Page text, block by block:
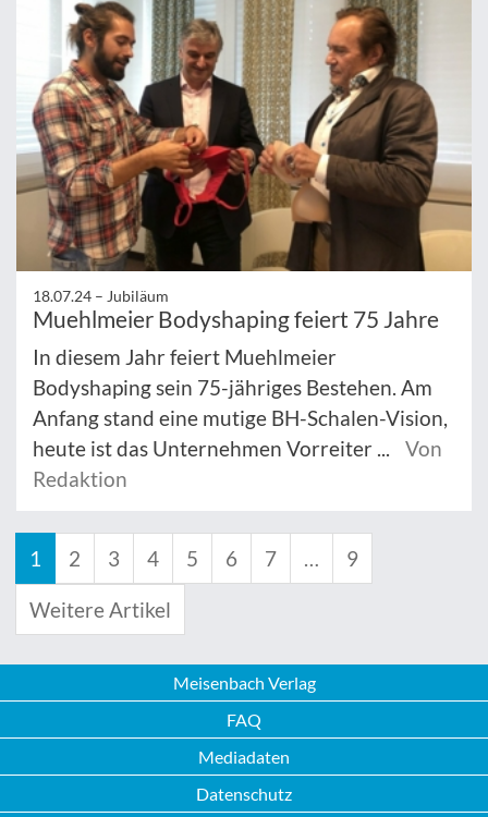
18.07.24 – Jubiläum
Muehlmeier Bodyshaping feiert 75 Jahre
In diesem Jahr feiert Muehlmeier
Bodyshaping sein 75-jähriges Bestehen. Am
Anfang stand eine mutige BH-Schalen-Vision,
heute ist das Unternehmen Vorreiter ...
Von
Redaktion
1 2 3 4 5 6 7 … 9
Weitere Artikel
Meisenbach Verlag
FAQ
Mediadaten
Datenschutz